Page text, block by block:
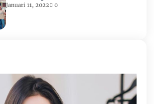
Januari 11, 2022 0